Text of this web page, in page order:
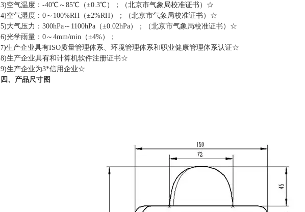
3)空气温度：-40℃～85℃（±0.3℃）；（北京市气象局校准证书）☆
4)空气湿度：0～100%RH（±2%RH）；（北京市气象局校准证书）☆
5)大气压力：300hPa～1100hPa（±0.02hPa）；（北京市气象局校准证书）☆
6)光学雨量：0～4mm/min（±4%）；
7)生产企业具有ISO质量管理体系、环境管理体系和职业健康管理体系认证☆
8)生产企业具有和计算机软件注册证书☆
9)生产企业为3*信用企业☆
四、产品尺寸图